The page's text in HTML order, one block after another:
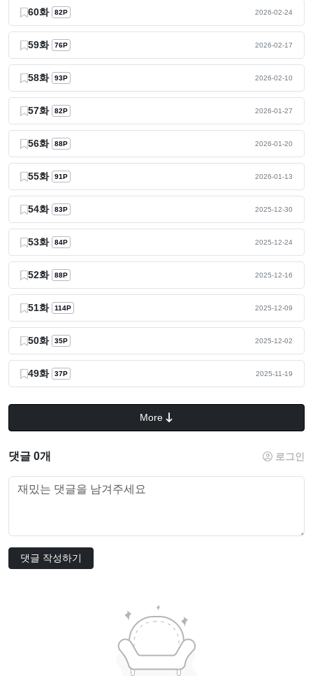
60화 82P 2026-02-24
59화 76P 2026-02-17
58화 93P 2026-02-10
57화 82P 2026-01-27
56화 88P 2026-01-20
55화 91P 2026-01-13
54화 83P 2025-12-30
53화 84P 2025-12-24
52화 88P 2025-12-16
51화 114P 2025-12-09
50화 35P 2025-12-02
49화 37P 2025-11-19
More
댓글 0개 로그인
댓글 작성하기